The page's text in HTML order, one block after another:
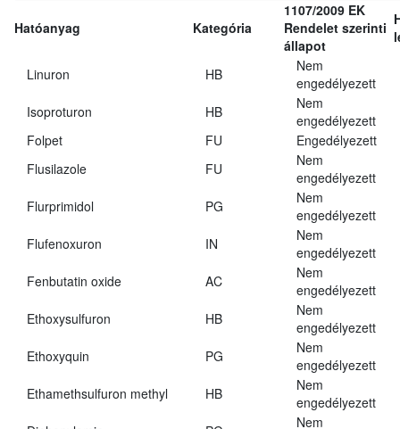
Hatóanyag Kategória
1107/2009 EK
Rendelet szerinti
állapot
Linuron HB
Nem
engedélyezett
Isoproturon
HB
Nem
engedélyezett
Folpet
FU
Engedélyezett
Flusilazole
FU
Nem
engedélyezett
Flurprimidol
PG
Nem
engedélyezett
Flufenoxuron
IN
Nem
engedélyezett
Fenbutatin oxide
AC
Nem
engedélyezett
Ethoxysulfuron
HB
Nem
engedélyezett
Ethoxyquin
PG
Nem
engedélyezett
Ethamethsulfuron methyl
HB
Nem
engedélyezett
Nem